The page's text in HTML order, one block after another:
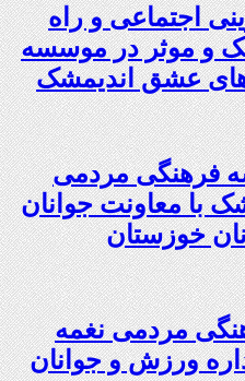
اجتماعی و راه
و موثر در موسسه
عشق اندیمشک
فرهنگی مردمی
با معاونت جوانان
خوزستان
مردمی نغمه
ورزش و جوانان